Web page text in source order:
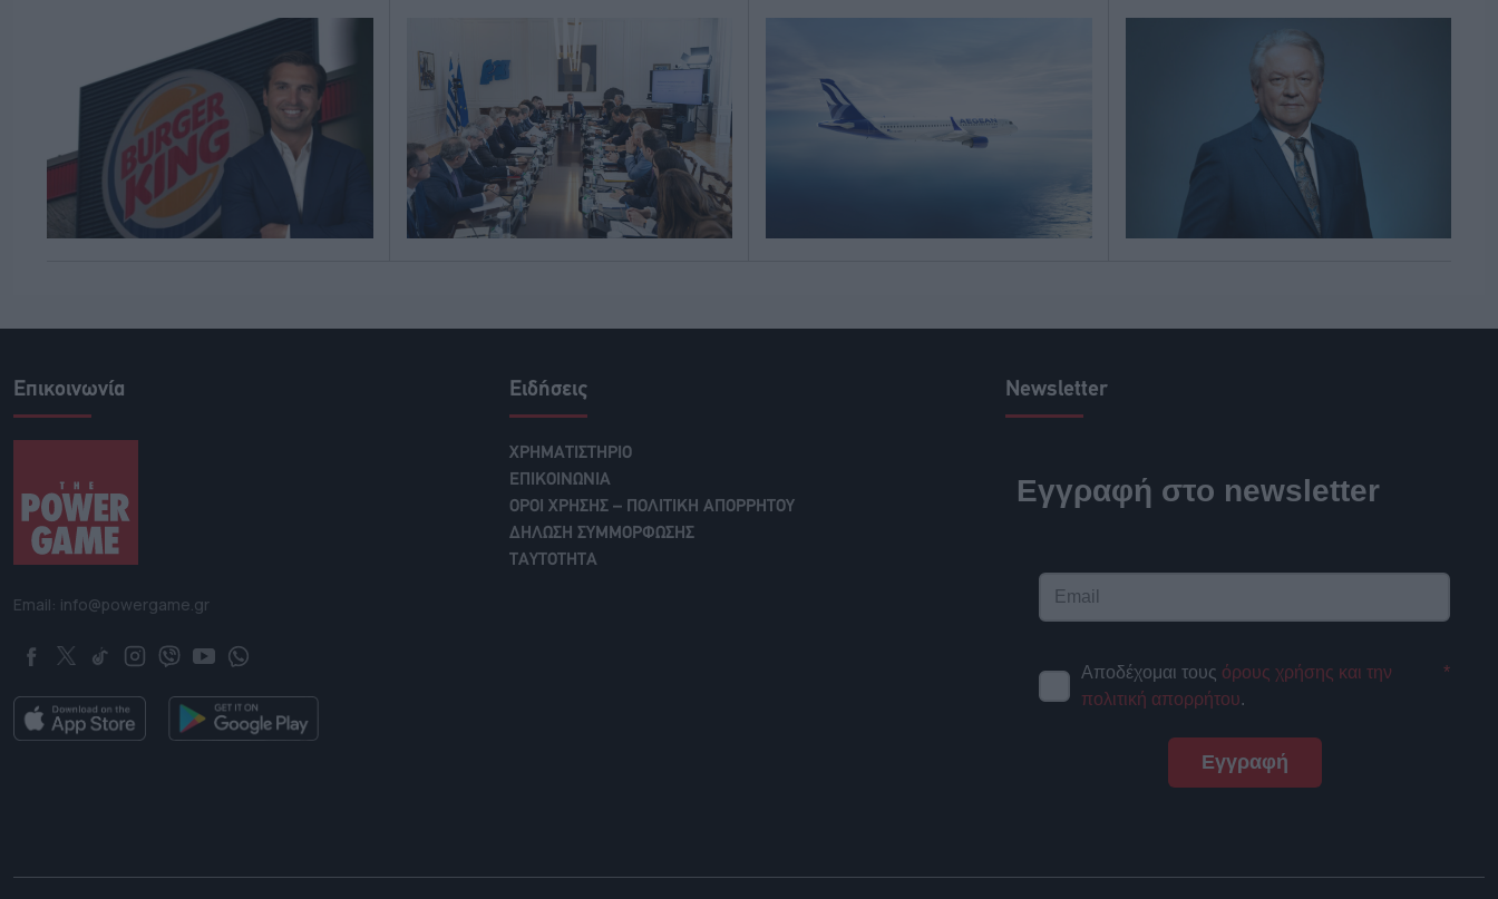
Επικοινωνία
Email: info@powergame.gr
Ειδήσεις
ΧΡΗΜΑΤΙΣΤΗΡΙΟ
ΕΠΙΚΟΙΝΩΝΙΑ
ΟΡΟΙ ΧΡΗΣΗΣ – ΠΟΛΙΤΙΚΗ ΑΠΟΡΡΗΤΟΥ
ΔΗΛΩΣΗ ΣΥΜΜΟΡΦΩΣΗΣ
ΤΑΥΤΟΤΗΤΑ
Newsletter
Εγγραφή στο newsletter
Αποδέχομαι τους όρους χρήσης και την
πολιτική απορρήτου.
*
Εγγραφή